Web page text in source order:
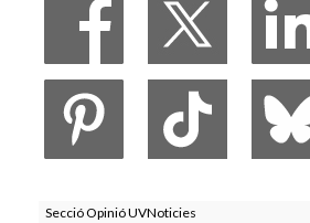
Secció Opinió UVNoticies